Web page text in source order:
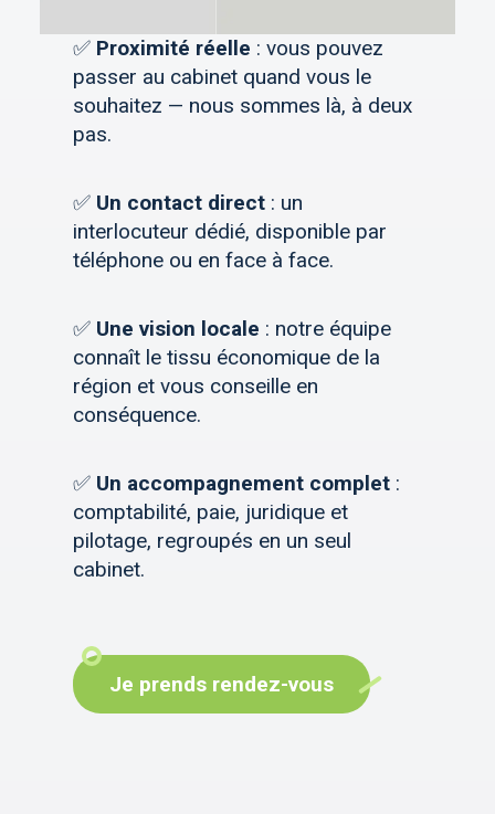
✅ Proximité réelle : vous pouvez
passer au cabinet quand vous le
souhaitez — nous sommes là, à deux
pas.
✅ Un contact direct : un
interlocuteur dédié, disponible par
téléphone ou en face à face.
✅ Une vision locale : notre équipe
connaît le tissu économique de la
région et vous conseille en
conséquence.
✅ Un accompagnement complet :
comptabilité, paie, juridique et
pilotage, regroupés en un seul
cabinet.
Je prends rendez-vous